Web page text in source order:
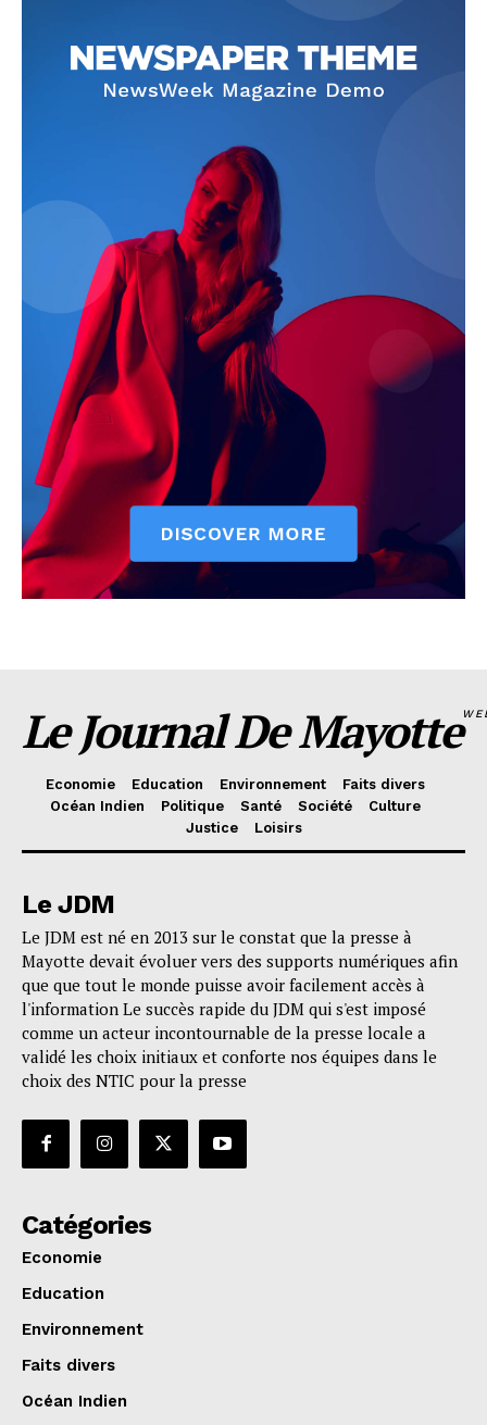
Le Journal De Mayotte
Economie Education Environnement
Faits divers
Océan Indien
Politique Santé Société
Culture
Justice
Loisirs
Le JDM
Le JDM est né en 2013 sur le constat que la presse à
Mayotte devait évoluer vers des supports numériques afin
que que tout le monde puisse avoir facilement accès à
l'information Le succès rapide du JDM qui s'est imposé
comme un acteur incontournable de la presse locale a
validé les choix initiaux et conforte nos équipes dans le
choix des NTIC pour la presse
Catégories
Economie
Education
Environnement
Faits divers
Océan Indien